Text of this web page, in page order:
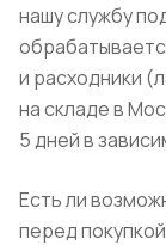
нашу службу
и расходники
на складе в
5 дней в
Есть ли
перед